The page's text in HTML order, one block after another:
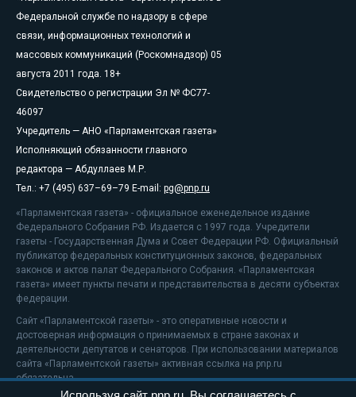
Федеральной службе по надзору в сфере
связи, информационных технологий и
массовых коммуникаций (Роскомнадзор) 05
августа 2011 года. 18+
Свидетельство о регистрации Эл № ФС77-
46097
Учредитель — АНО «Парламентская газета»
Исполняющий обязанности главного
редактора — Абдуллаев М.Р.
Тел.: +7 (495) 637–69–79 E-mail: pg@pnp.ru
«Парламентская газета» - официальное еженедельное издание
Федерального Собрания РФ. Издается с 1997 года. Учредители
газеты - Государственная Дума и Совет Федерации РФ. Официальный
публикатор федеральных конституционных законов, федеральных
законов и актов палат Федерального Собрания. «Парламентская
газета» имеет пункты печати и представительства в десяти субъектах
федерации.
Сайт «Парламентской газеты» - это оперативные новости и
достоверная информация о принимаемых в стране законах и
деятельности депутатов и сенаторов. При использовании материалов
сайта «Парламентской газеты» активная ссылка на pnp.ru
обязательна.